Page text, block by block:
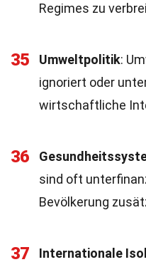
Regimes zu
35 Umweltpolitik:
ignoriert oder
wirtschaftliche
36
sind oft
Bevölkerung
37 Internationale